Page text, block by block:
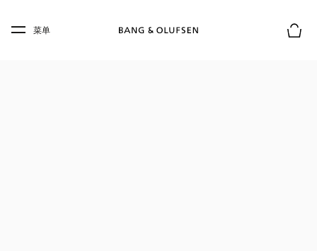
Skip to main footer
菜单